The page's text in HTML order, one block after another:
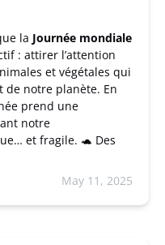
la Journée mondiale
: attirer l’attention
et végétales qui
de notre planète. En
prend une
notre
et fragile. 🐢 Des
May 11, 2025